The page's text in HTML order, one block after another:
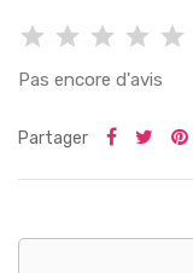
Pas encore d'avis
Partager